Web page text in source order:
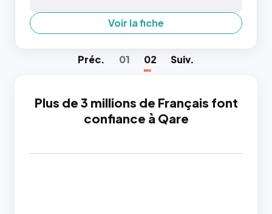
Voir la fiche
Préc. 01 02 Suiv.
Plus de 3 millions de Français font
confiance à Qare